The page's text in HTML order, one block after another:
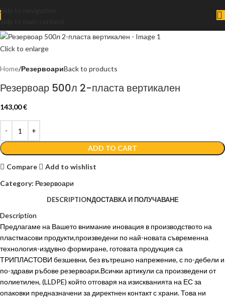
Skip to navigation
Skip to main content
Click to enlarge
Home РезервоариBack to products
Резервоар 500л 2-пласта вертикален
143,00€
ADD TO CART
Compare
Add to wishlist
Category: Резервоари
DESCRIPTIONДОСТАВКА И ПОЛУЧАВАНЕ
Description
Предлагаме на Вашето внимание иновация в производството на
пластмасови продукти,произведени по най-новата съвременна
технология-издувно формиране, готовата продукция са
ТРИПЛАСТОВИ безшевни, без вътрешно напрежение, с по-дебели и
по-здрави ръбове резервоари.Всички артикули са произведени от
полиетилен, (LLDPE) който отговаря на изискванията на ЕС за
опаковки предназначени за директнен контакт с храни. Това ни